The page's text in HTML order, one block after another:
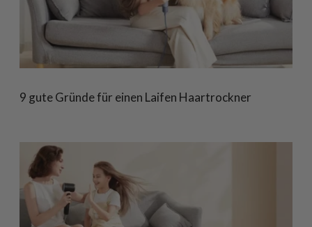
9 gute Gründe für einen Laifen Haartrockner